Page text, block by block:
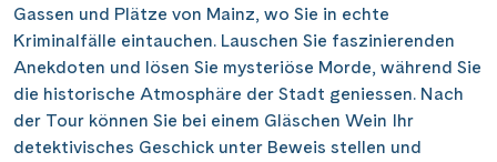
Gassen und Plätze von Mainz, wo Sie in echte
Kriminalfälle eintauchen. Lauschen Sie faszinierenden
Anekdoten und lösen Sie mysteriöse Morde, während Sie
die historische Atmosphäre der Stadt geniessen. Nach
der Tour können Sie bei einem Gläschen Wein Ihr
detektivisches Geschick unter Beweis stellen und